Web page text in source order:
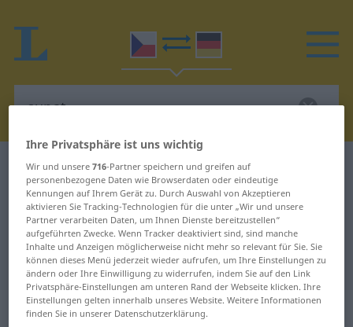
Tschechisch-Deutsch Wörterbuch cupat
Tschechisch-Deutsch Übersetzung
für "cupat"
"cupat" Deutsch Übersetzung
„cupat“
Ihre Privatsphäre ist uns wichtig
Wir und unsere716-Partner speichern und greifen auf
personenbezogene Daten wie Browserdaten oder eindeutige
Kennungen auf Ihrem Gerät zu. Durch Auswahl von Akzeptieren
aktivieren Sie Tracking-Technologien für die unter „Wir und unsere
Partner verarbeiten Daten, um Ihnen Dienste bereitzustellen“
aufgeführten Zwecke. Wenn Tracker deaktiviert sind, sind manche
Inhalte und Anzeigen möglicherweise nicht mehr so relevant für Sie. Sie
können dieses Menü jederzeit wieder aufrufen, um Ihre Einstellungen zu
ändern oder Ihre Einwilligung zu widerrufen, indem Sie auf den Link
Privatsphäre-Einstellungen am unteren Rand der Webseite klicken. Ihre
Einstellungen gelten innerhalb unseres Website. Weitere Informationen
finden Sie in unserer Datenschutzerklärung.